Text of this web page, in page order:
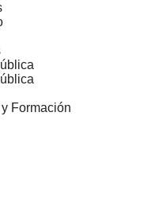
Formación